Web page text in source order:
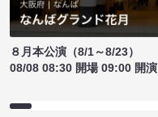
８月本公演（8/1～8/23）
08/08 08:30 開場 09:00 開演